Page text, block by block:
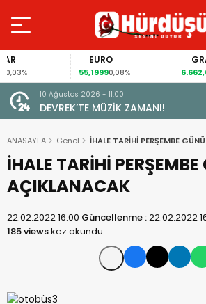
EURO
55,19990,08% 6.662,68
- 11:00
MÜZİK ZAMANI!
ANASAYFA Genel İHALE TARİHİ PERŞEMBE
İHALE TARİHİ PERŞEMBE
AÇIKLANACAK
22.02.2022 16:00 Güncellenme :22.02.2022
185 viewskez okundu